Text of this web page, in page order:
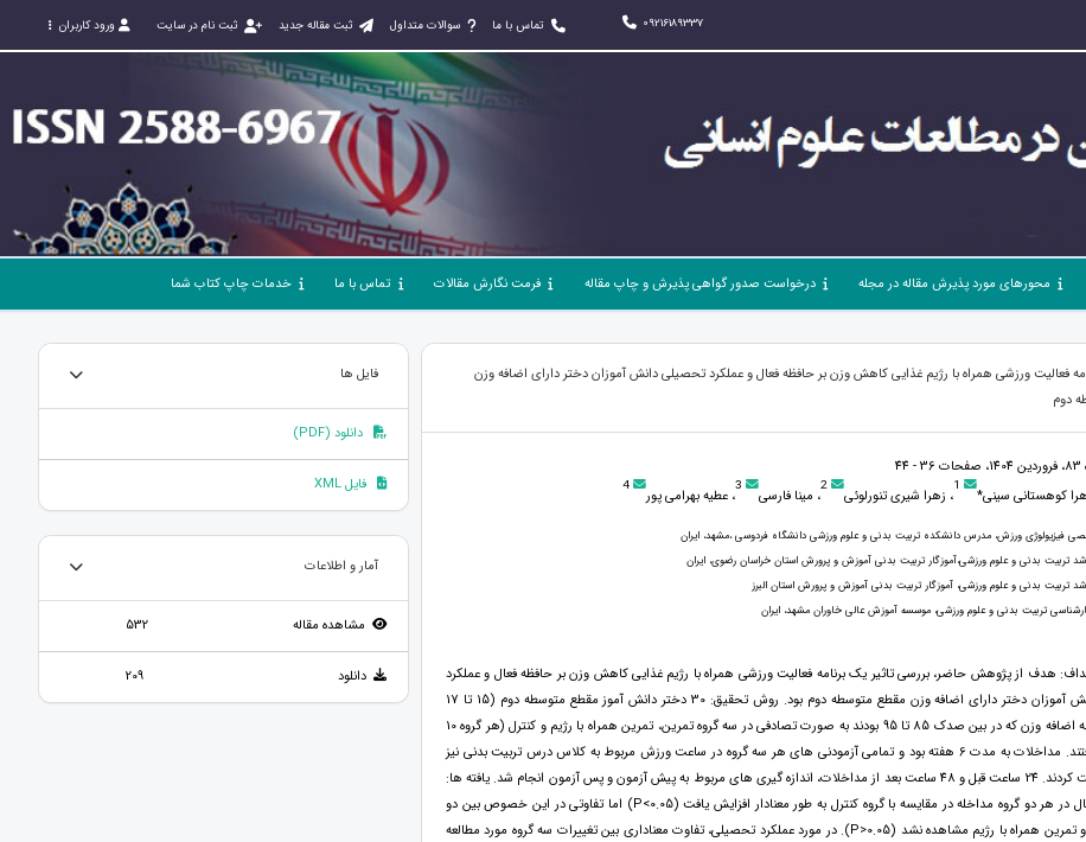
09216189337 تماس با ما سوالات متداول ثبت مقاله جدید ثبت نام در سایت ورود کاربران
محورهای مورد پذیرش مقاله در مجله درخواست صدور گواهی پذیرش و چاپ مقاله فرمت نگارش مقالات تماس با ما خدمات چاپ کتاب شما
فعالیت ورزشی همراه با رژیم غذایی کاهش وزن بر حافظه فعال و عملکرد تحصیلی دانش آموزان دختر دارای اضافه وزن
دوم
کوهستانی سینی* 1، زهرا شیری تنورلوئی 2، مینا فارسی 3، عطیه بهرامی پور 4
فیزیولوژی ورزش، مدرس دانشکده تربیت بدنی و علوم ورزشی دانشگاه فردوسی ،مشهد، ایران
تربیت بدنی و علوم ورزشی،آموزگار تربیت بدنی آموزش و پرورش استان خراسان رضوی، ایران
تربیت بدنی و علوم ورزشی، آموزگار تربیت بدنی آموزش و پرورش استان البرز
تربیت بدنی و علوم ورزشی، موسسه آموزش عالی خاوران مشهد، ایران
هدف از پژوهش حاضر، بررسی تاثیر یک برنامه فعالیت ورزشی همراه با رژیم غذایی کاهش وزن بر حافظه فعال و عملکرد
تحصیلی دانش آموزان دختر دارای اضافه وزن مقطع متوسطه دوم بود. روش تحقیق: 30 دختر دانش آموز مقطع متوسطه دوم (15 تا 17
سال) مبتلا به اضافه وزن که در بین صدک 85 تا 95 بودند به صورت تصادفی در سه گروه تمرین، تمرین همراه با رژیم و کنترل (هر گروه 10
نفر) قرار گرفتند. مداخلات به مدت 6 هفته بود و تمامی آزمودنی های هر سه گروه در ساعت ورزش مربوط به کلاس درس تربیت بدنی نیز
مدرسه شرکت کردند. 24 ساعت قبل و 48 ساعت بعد از مداخلات، اندازه گیری های مربوط به پیش آزمون و پس آزمون انجام شد. یافته ها:
حافظه ی فعال در هر دو گروه مداخله در مقایسه با گروه کنترل به طور معنادار افزایش یافت (P<0.05) اما تفاوتی در این خصوص بین دو
گروه تمرین و تمرین همراه با رژیم مشاهده نشد (P>0.05). در مورد عملکرد تحصیلی، تفاوت معناداری بین تغییرات سه گروه مورد مطالعه
فایل ها
دانلود (PDF)
فایل XML
آمار و اطلاعات
مشاهده مقاله 532
دانلود 209